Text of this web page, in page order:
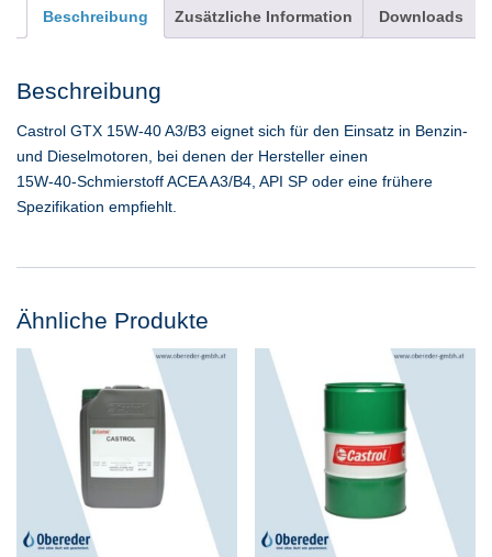
Beschreibung Zusätzliche Information Downloads
Beschreibung
Castrol GTX 15W-40 A3/B3 eignet sich für den Einsatz in Benzin-
und Dieselmotoren, bei denen der Hersteller einen
15W-40-Schmierstoff ACEA A3/B4, API SP oder eine frühere
Spezifikation empfiehlt.
Ähnliche Produkte